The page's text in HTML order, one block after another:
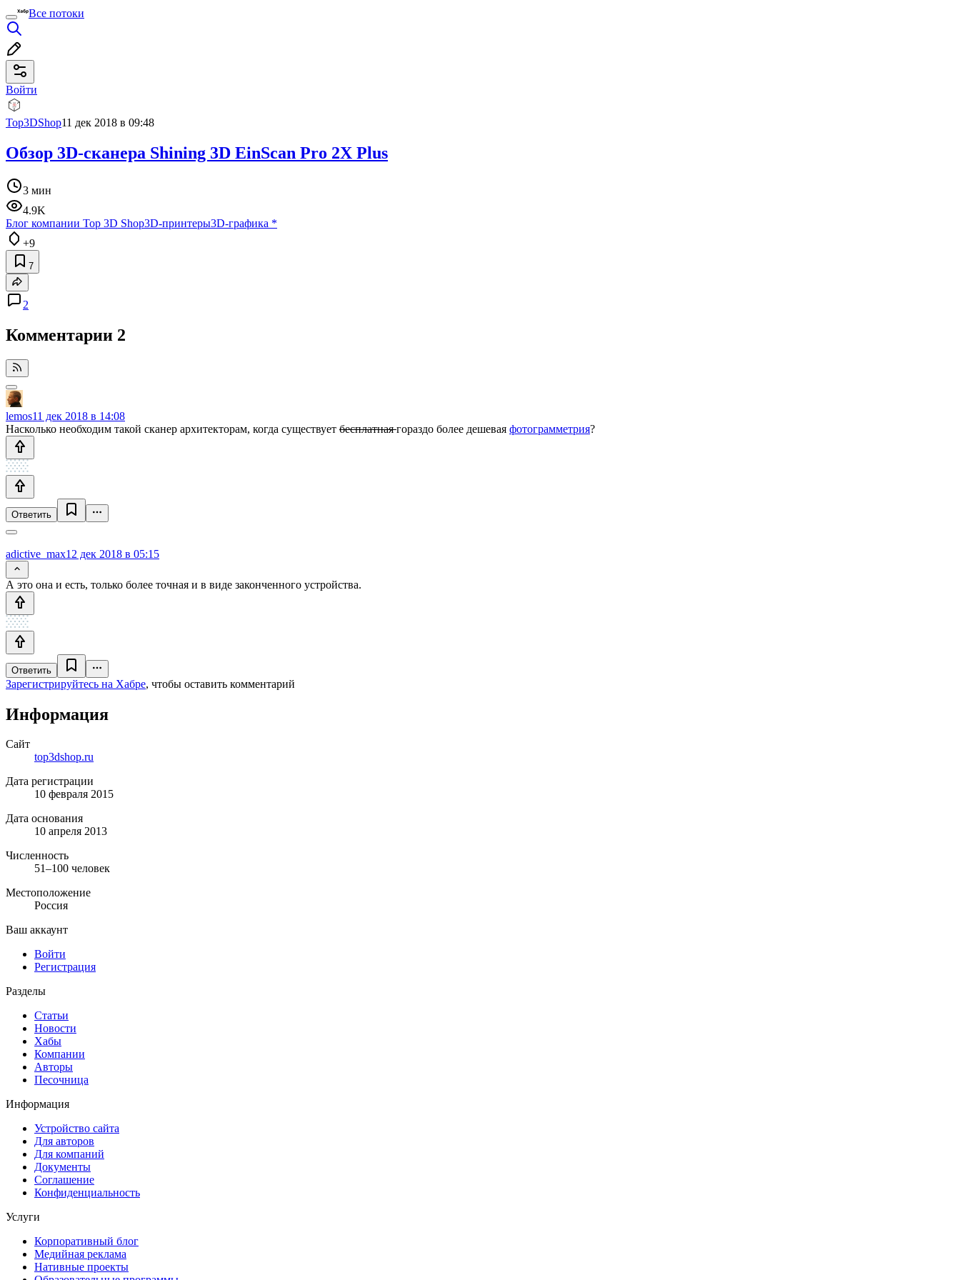
Все потоки
Войти
Top3DShop11 дек 2018 в 09:48
Обзор 3D-сканера Shining 3D EinScan Pro 2X Plus
3 мин
4.9K
Блог компании Top 3D Shop3D-принтеры3D-графика *
+9
7
2
Комментарии 2
lemos11 дек 2018 в 14:08
Насколько необходим такой сканер архитекторам, когда существует бесплатнаягораздо более дешевая фотограмметрия?
Ответить
adictive_max12 дек 2018 в 05:15
А это она и есть, только более точная и в виде законченного устройства.
Ответить
Зарегистрируйтесь на Хабре, чтобы оставить комментарий
Информация
Сайт
top3dshop.ru
Дата регистрации
10 февраля 2015
Дата основания
10 апреля 2013
Численность
51–100 человек
Местоположение
Россия
Ваш аккаунт
Войти
Регистрация
Разделы
Статьи
Новости
Хабы
Компании
Авторы
Песочница
Информация
Устройство сайта
Для авторов
Для компаний
Документы
Соглашение
Конфиденциальность
Услуги
Корпоративный блог
Медийная реклама
Нативные проекты